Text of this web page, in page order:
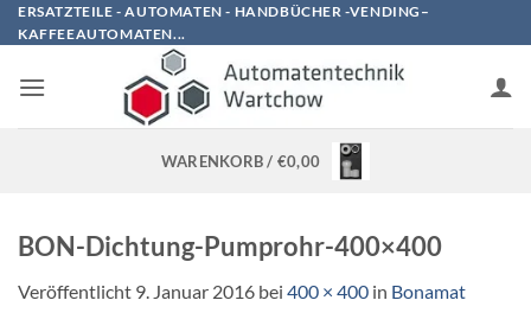
Zum
Inhalt
ERSATZTEILE - AUTOMATEN - HANDBÜCHER -VENDING–
KAFFEEAUTOMATEN...
WARENKORB / €0,00
BON-Dichtung-Pumprohr-400×400
Veröffentlicht 9. Januar 2016 bei 400 × 400 in Bonamat